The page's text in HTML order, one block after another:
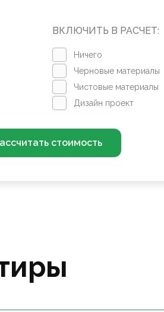
ВКЛЮЧИТЬ В РАСЧЕТ:
Ничего
Черновые материалы
Чистовые материалы
Дизайн проект
стоимость